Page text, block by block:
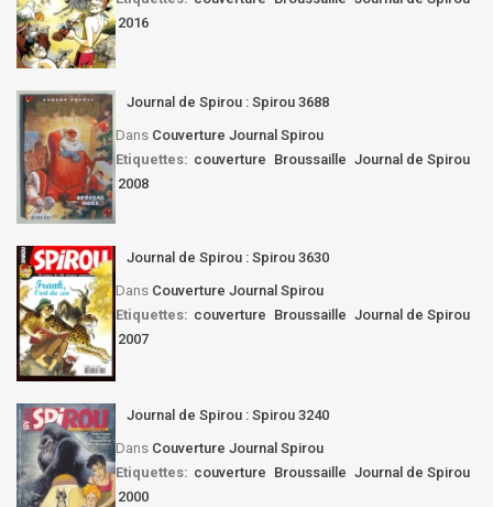
2016
Journal de Spirou : Spirou 3688
Dans Couverture Journal Spirou
Etiquettes: couverture Broussaille Journal de Spirou
2008
Journal de Spirou : Spirou 3630
Dans Couverture Journal Spirou
Etiquettes: couverture Broussaille Journal de Spirou
2007
Journal de Spirou : Spirou 3240
Dans Couverture Journal Spirou
Etiquettes: couverture Broussaille Journal de Spirou
2000